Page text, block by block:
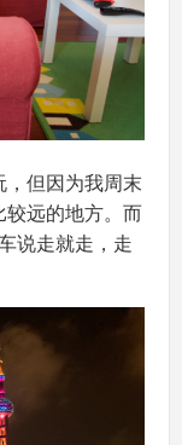
，但因为我周末
较远的地方。而
说走就走，走